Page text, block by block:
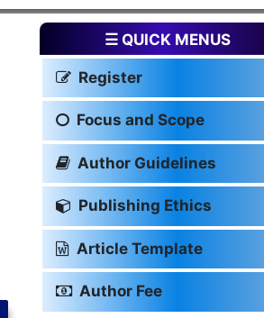
☰ QUICK MENUS
Register
Focus and Scope
Author Guidelines
Publishing Ethics
Article Template
Author Fee